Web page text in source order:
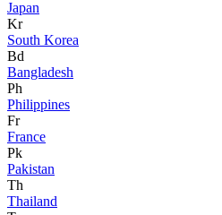
Japan
Kr
South Korea
Bd
Bangladesh
Ph
Philippines
Fr
France
Pk
Pakistan
Th
Thailand